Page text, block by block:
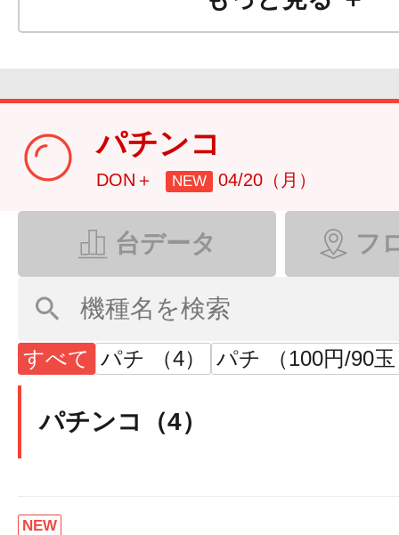
パチンコ
DON＋ NEW 04/20（月）
台データ フ
すべて パチ （4） パチ （100円/90
パチンコ（4）
NEW